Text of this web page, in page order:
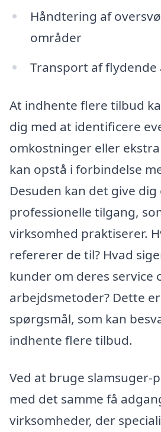
Håndtering af
områder
Transport af flydende
At indhente flere tilbud
dig med at identificere
omkostninger eller
kan opstå i forbindelse
Desuden kan det give
professionelle tilgang,
virksomhed praktiserer.
refererer de til? Hvad
kunder om deres service
arbejdsmetoder? Dette
spørgsmål, som kan
indhente flere tilbud.
Ved at bruge slamsuger-
med det samme få
virksomheder, der